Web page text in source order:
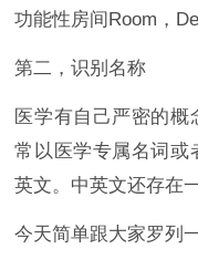
功能性房间Room，
第二，识别名称
医学有自己严密的概
常以医学专属名词或
英文。中英文还存在
今天简单跟大家罗列